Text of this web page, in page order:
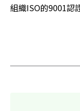
組織ISO的9001認